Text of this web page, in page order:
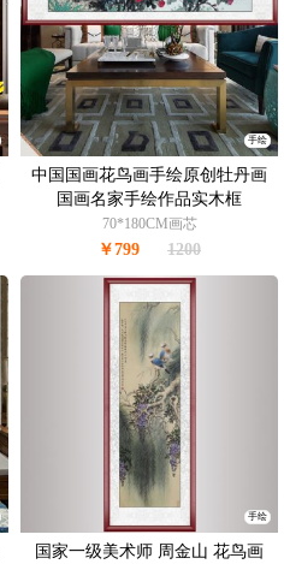
手绘
中国国画花鸟画手绘原创牡丹画
国画名家手绘作品实木框
70*180CM画芯
￥799 1200
手绘
国家一级美术师 周金山 花鸟画